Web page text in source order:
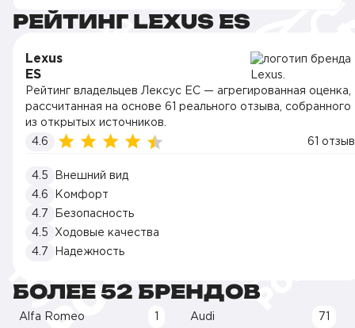
РЕЙТИНГ LEXUS ES
Lexus
ES
Рейтинг владельцев Лексус ЕС — агрегированная оценка,
рассчитанная на основе 61 реального отзыва, собранного
из открытых источников.
4.6
61 отзыв
4.5
Внешний вид
4.6
Комфорт
4.7
Безопасность
4.5
Ходовые качества
4.7
Надежность
БОЛЕЕ 52 БРЕНДОВ
Alfa Romeo Audi 71